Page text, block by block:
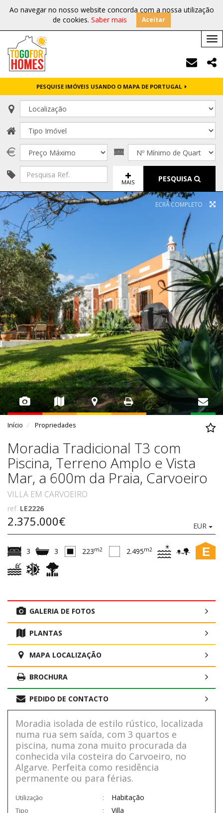
Ao navegar no nosso website concorda com a nossa utilização
de cookies. Saber mais Aceitar
PESQUISE IMÓVEIS USANDO O MAPA DE PORTUGAL
MAIS PESQUISA
ECRÃ COMPLETO
Início Propriedades
Moradia Tradicional T3 com
Piscina, Terreno Amplo e Vista
Mar, a 600m da Praia, Carvoeiro
VILLA EM CARVOEIRO
ref. LE2226
2.375.000€ EUR
E
3 3 223m2 2.495m2
GALERIA DE FOTOS
PLANTAS
MAPA LOCALIZAÇÃO
BROCHURA
PEDIDO DE CONTACTO
Moradia isolada de estilo rústico, localizada
numa rua sem saída, com 3 quartos e
piscina, numa zona muito procurada da
conhecida vila costeira do Carvoeiro, no
Algarve. Perfeita como residência
permanente ou para férias.
Utilização Habitação
Tipo Villa